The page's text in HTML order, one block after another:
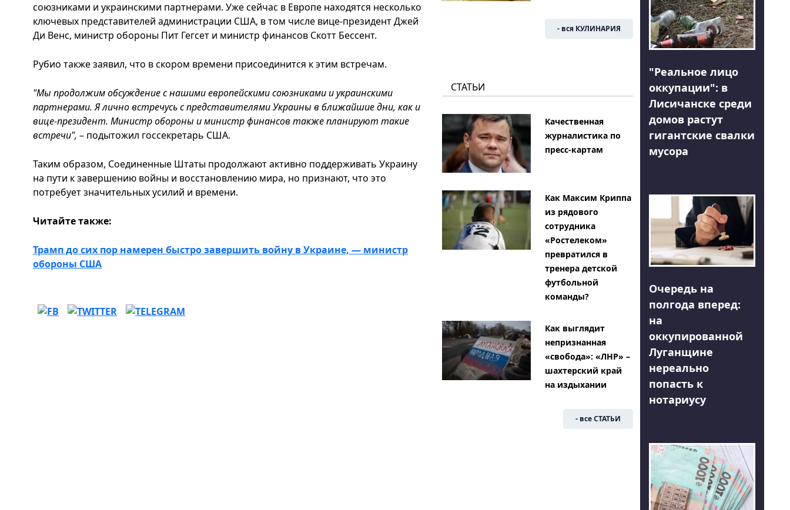
союзниками и украинскими партнерами. Уже сейчас в Европе находятся несколько
ключевых представителей администрации США, в том числе вице-президент Джей
Ди Венс, министр обороны Пит Гегсет и министр финансов Скотт Бессент.
Рубио также заявил, что в скором времени присоединится к этим встречам.
"Мы продолжим обсуждение с нашими европейскими союзниками и украинскими
партнерами. Я лично встречусь с представителями Украины в ближайшие дни, как и
вице-президент. Министр обороны и министр финансов также планируют такие
встречи", – подытожил госсекретарь США.
Таким образом, Соединенные Штаты продолжают активно поддерживать Украину
на пути к завершению войны и восстановлению мира, но признают, что это
потребует значительных усилий и времени.
Читайте также:
Трамп до сих пор намерен быстро завершить войну в Украине, — министр
обороны США
- вся КУЛИНАРИЯ
СТАТЬИ
Качественная
журналистика по
пресс-картам
Как Максим Криппа
из рядового
сотрудника
«Ростелеком»
превратился в
тренера детской
футбольной
команды?
Как выглядит
непризнанная
«свобода»: «ЛНР» –
шахтерский край
на издыхании
- все СТАТЬИ
"Реальное лицо
оккупации": в
Лисичанске среди
домов растут
гигантские свалки
мусора
Очередь на
полгода вперед:
на
оккупированной
Луганщине
нереально
попасть к
нотариусу